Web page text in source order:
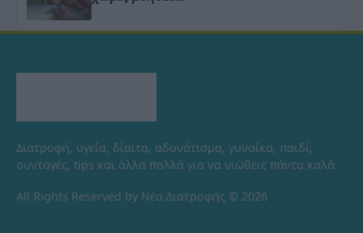
Διατροφή, υγεία, δίαιτα, αδυνάτισμα, γυναίκα, παιδί,
συνταγές, tips και άλλα πολλά για να νιώθεις πάντα καλά.
All Rights Reserved by Νέα Διατροφής © 2026